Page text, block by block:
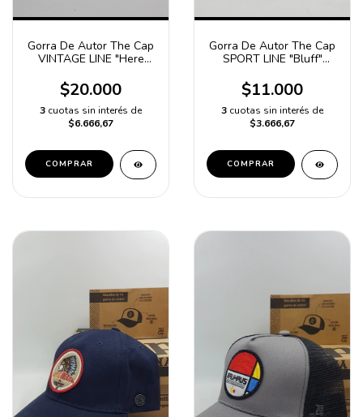
Gorra De Autor The Cap
VINTAGE LINE "Here
$20.000
3 cuotas sin interés de
$6.666,67
COMPRAR
Gorra De Autor The Cap
SPORT LINE "Bluff"
$11.000
3 cuotas sin interés de
$3.666,67
COMPRAR